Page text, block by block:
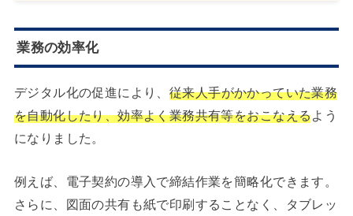
業務の効率化
デジタル化の促進により、 従来人手がかかっていた業務
を自動化したり、効率よく業務共有等をおこなえるよう
になりました。
例えば、電子契約の導入で締結作業を簡略化できます。
さらに、図面の共有も紙で印刷することなく、タブレッ